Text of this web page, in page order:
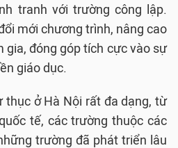
tranh với trường công lập.
mới chương trình, nâng cao
gia, đóng góp tích cực vào sự
giáo dục.
thục ở Hà Nội rất đa dạng, từ
tế, các trường thuộc các
trường đã phát triển lâu